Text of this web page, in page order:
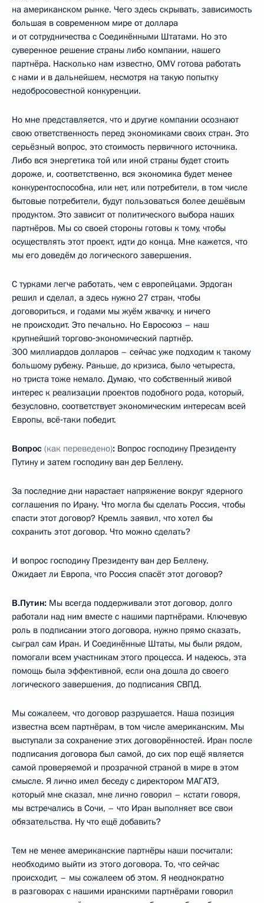
на американском рынке. Чего здесь скрывать, зависимость
большая в современном мире от доллара
и от сотрудничества с Соединёнными Штатами. Но это
суверенное решение страны либо компании, нашего
партнёра. Насколько нам известно, OMV готова работать
с нами и в дальнейшем, несмотря на такую попытку
недобросовестной конкуренции.
Но мне представляется, что и другие компании осознают
свою ответственность перед экономиками своих стран. Это
серьёзный вопрос, это стоимость первичного источника.
Либо вся энергетика той или иной страны будет стоить
дороже, и, соответственно, вся экономика будет менее
конкурентоспособна, или нет, или потребители, в том числе
бытовые потребители, будут пользоваться более дешёвым
продуктом. Это зависит от политического выбора наших
партнёров. Мы со своей стороны готовы к тому, чтобы
осуществлять этот проект, идти до конца. Мне кажется, что
мы его доведём до логического завершения.
С турками легче работать, чем с европейцами. Эрдоган
решил и сделал, а здесь нужно 27 стран, чтобы
договориться, и годами мы жуём жвачку, и ничего
не происходит. Это печально. Но Евросоюз – наш
крупнейший торгово‑экономический партнёр.
300 миллиардов долларов – сейчас уже подходим к такому
большому рубежу. Раньше, до кризиса, было четыреста,
но триста тоже немало. Думаю, что собственный живой
интерес к реализации проектов подобного рода, который,
безусловно, соответствует экономическим интересам всей
Европы, всё‑таки победит.
Вопрос (как переведено): Вопрос господину Президенту
Путину и затем господину ван дер Беллену.
За последние дни нарастает напряжение вокруг ядерного
соглашения по Ирану. Что могла бы сделать Россия, чтобы
спасти этот договор? Кремль заявил, что хотел бы
сохранить этот договор. Что можно сделать?
И вопрос господину Президенту ван дер Беллену.
Ожидает ли Европа, что Россия спасёт этот договор?
В.Путин: Мы всегда поддерживали этот договор, долго
работали над ним вместе с нашими партнёрами. Ключевую
роль в подписании этого договора, нужно прямо сказать,
сыграл сам Иран. И Соединённые Штаты, мы были рядом,
помогали всем участникам этого процесса. И надеюсь, эта
помощь была эффективной, если она дошла до своего
логического завершения, до подписания СВПД.
Мы сожалеем, что договор разрушается. Наша позиция
известна всем партнёрам, в том числе американским. Мы
выступали за сохранение этих договорённостей. Иран после
подписания договора был самой, до сих пор ещё является
самой проверяемой и прозрачной страной в мире в этом
смысле. Я лично имел беседу с директором МАГАТЭ,
который мне сказал, мне лично говорил – кстати говоря,
мы встречались в Сочи, – что Иран выполняет все свои
обязательства. Ну что ещё добавить?
Тем не менее американские партнёры наши посчитали:
необходимо выйти из этого договора. То, что сейчас
происходит, – мы сожалеем об этом. Я неоднократно
в разговорах с нашими иранскими партнёрами говорил